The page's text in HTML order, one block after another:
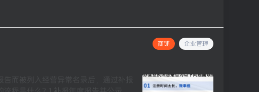
商铺 企业管理
而被列入经营异常名录后，通过补报